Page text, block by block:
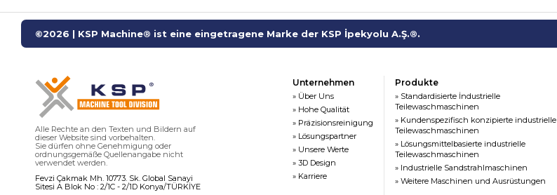
©2026 | KSP Machine® ist eine eingetragene Marke der KSP İpekyolu A.Ş.®.
Alle Rechte an den Texten und Bildern auf
dieser Website sind vorbehalten.
Sie dürfen ohne Genehmigung oder
ordnungsgemäße Quellenangabe nicht
verwendet werden.
Fevzi Çakmak Mh. 10773. Sk. Global Sanayi
Sitesi A Blok No : 2/1C - 2/1D Konya/TÜRKİYE
Unternehmen
» Über Uns
» Hohe Qualität
» Präzisionsreinigung
» Lösungspartner
» Unsere Werte
» 3D Design
» Karriere
Produkte
» Standardisierte İndustrielle
Teilewaschmaschinen
» Kundenspezifisch konzipierte industrielle
Teilewaschmaschinen
» Lösungsmittelbasierte industrielle
Teilewaschmaschinen
» Industrielle Sandstrahlmaschinen
» Weitere Maschinen und Ausrüstungen